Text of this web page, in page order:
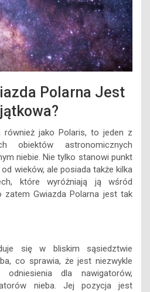
Polarna Jest
również jako Polaris, to jeden z
obiektów astronomicznych
niebie. Nie tylko stanowi punkt
wieków, ale posiada także kilka
które wyróżniają ją wśród
zatem Gwiazda Polarna jest tak
się w bliskim sąsiedztwie
co sprawia, że jest niezwykle
dla nawigatorów,
nieba. Jej pozycja jest